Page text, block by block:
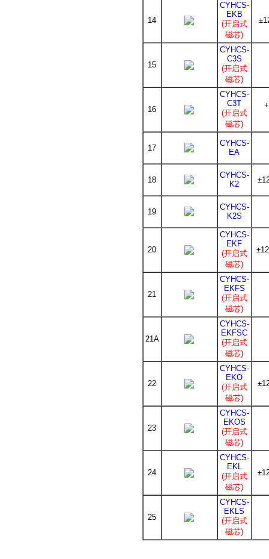
14
CYHCS-
EKB
(开启式
磁芯)
15
CYHCS-
C3S
(开启式
磁芯)
16
CYHCS-
C3T
(开启式
磁芯)
17
CYHCS-
EA
18
CYHCS-
K2
19
CYHCS-
K2S
20
CYHCS-
EKF
(开启式
磁芯)
21
CYHCS-
EKFS
(开启式
磁芯)
21A
CYHCS-
EKFSC
(开启式
磁芯)
22
CYHCS-
EKO
(开启式
磁芯)
23
CYHCS-
EKOS
(开启式
磁芯)
24
CYHCS-
EKL
(开启式
磁芯)
25
CYHCS-
EKLS
(开启式
磁芯)